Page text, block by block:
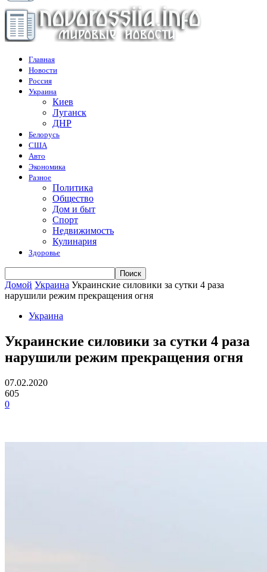
Главная
Новости
Россия
Украина
Киев
Луганск
ДНР
Белорусь
США
Авто
Экономика
Разное
Политика
Общество
Дом и быт
Спорт
Недвижимость
Кулинария
Здоровье
Домой Украина Украинские силовики за сутки 4 раза
нарушили режим прекращения огня
Украина
Украинские силовики за сутки 4 раза
нарушили режим прекращения огня
07.02.2020
605
0